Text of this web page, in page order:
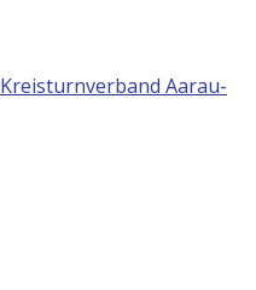
Kreisturnverband Aarau-